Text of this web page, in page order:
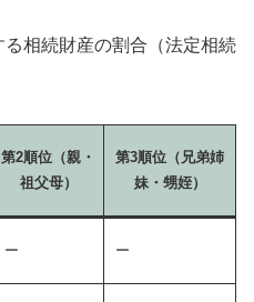
相続財産の割合（法定相続
第2順位（親・
祖父母）
第3順位（兄弟姉
妹・甥姪）
ー ー